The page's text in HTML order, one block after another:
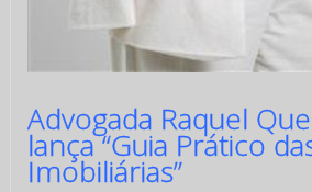
Advogada Raquel
lança “Guia Prático
Imobiliárias”